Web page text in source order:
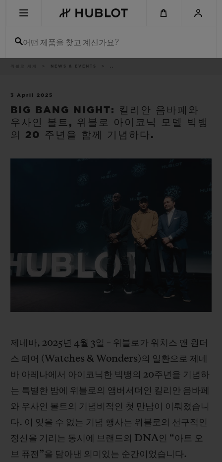
어떤 제품을 찾고 계신가요?
NEWS & EVENTS ..
3 April 2025
BIG BANG NIGHT: 킬리안 음바페와
우사인 볼트, 위블로 아이코닉 모델 빅뱅
의 20 주년을 함께 기념하다.
제네바, 2025년 4월 3일 – 위블로가 워치스 앤 원더
스 페어 (Watches & Wonders)의 일환으로 제네
바 아레나에서 아이코닉한 빅뱅의 20주년을 기념하
는 특별한 밤에 위블로의 앰버서더인 킬리안 음바페
와 우사인 볼트의 기념비적인 첫 만남이 이뤄졌습니
다. 이 잊을 수 없는 기념 행사는 위블로의 선구적인
정신을 기리는 동시에 브랜드의 DNA인 “아트 오
브 퓨전”을 담아낸 의미있는 순간이었습니다.
신제품
피치 세라믹
예상 배송일
안전한 결제
기프트 파우치